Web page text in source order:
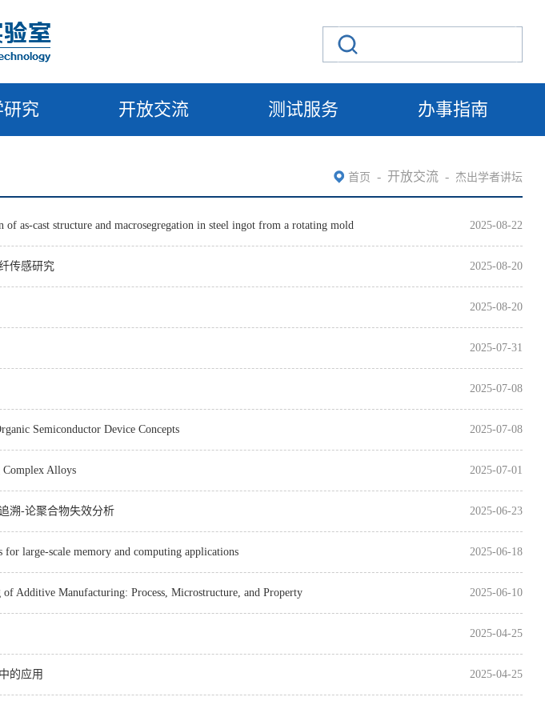
究 开放交流 测试服务 办事指南
首页 - 开放交流 - 杰出学者讲坛
as-cast structure and macrosegregation in steel ingot from a rotating mold 2025-08-22
传感研究 2025-08-20
2025-08-20
2025-07-31
2025-07-08
Semiconductor Device Concepts 2025-07-08
Alloys 2025-07-01
溯-论聚合物失效分析 2025-06-23
large-scale memory and computing applications 2025-06-18
Additive Manufacturing: Process, Microstructure, and Property 2025-06-10
2025-04-25
的应用 2025-04-25